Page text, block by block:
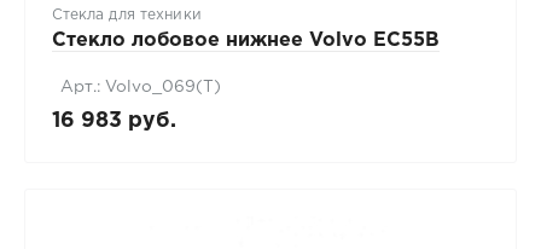
Стекла для техники
Стекло лобовое нижнее Volvo EC55B
Арт.: Volvo_069(Т)
16 983 руб.